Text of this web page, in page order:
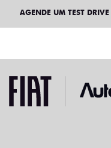
AGENDE UM TEST DRIVE